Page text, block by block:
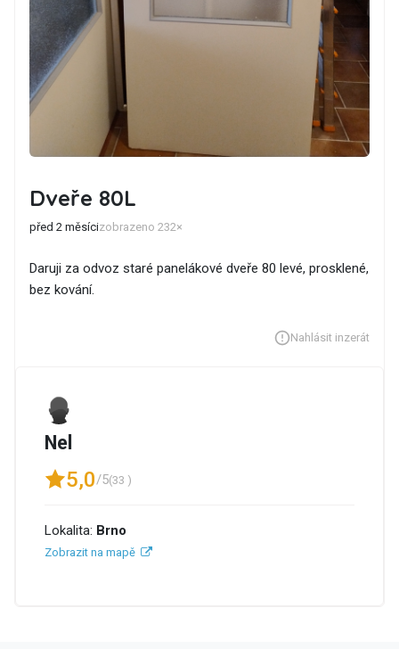
Dveře 80L
před 2 měsícizobrazeno 232×
Daruji za odvoz staré panelákové dveře 80 levé, prosklené,
bez kování.
Nahlásit inzerát
Nel
5,0/5(33 )
Lokalita: Brno
Zobrazit na mapě